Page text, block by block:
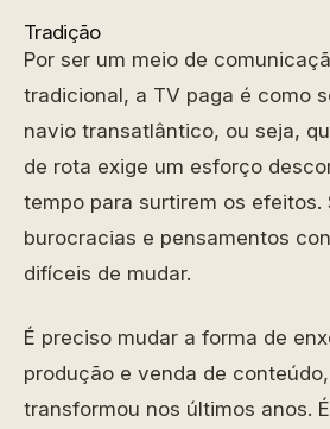
Tradição
Por ser um meio de
tradicional, a TV paga é como
navio transatlântico, ou seja,
de rota exige um esforço
tempo para surtirem os efeitos.
burocracias e pensamentos
difíceis de mudar.
É preciso mudar a forma de
produção e venda de
transformou nos últimos anos.